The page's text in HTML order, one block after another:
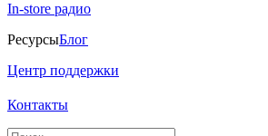
In-store радио
РесурсыБлог
Центр поддержки
Контакты